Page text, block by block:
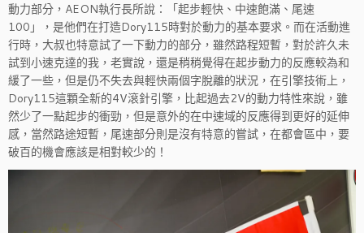
動力部分，AEON執行長所說：「起步輕快、中速飽滿、尾速
100」，是他們在打造Dory115時對於動力的基本要求。而在活動進
行時，大叔也特意試了一下動力的部分，雖然路程短暫，對於許久未
試到小速克達的我，老實說，還是稍稍覺得在起步動力的反應較為和
緩了一些，但是仍不失去與輕快兩個字脫離的狀況，在引擎技術上，
Dory115這顆全新的4V滾針引擎，比起過去2V的動力特性來說，雖
然少了一點起步的衝勁，但是意外的在中速域的反應得到更好的延伸
感，當然路途短暫，尾速部分則是沒有特意的嘗試，在都會區中，要
破百的機會應該是相對較少的！